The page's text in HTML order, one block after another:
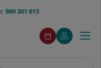
900 301 013
menuAcceso
Pedir
cita
Este
enlace
se
en
Mi
Quirónsalud
Este
enlace
se
en
Menú